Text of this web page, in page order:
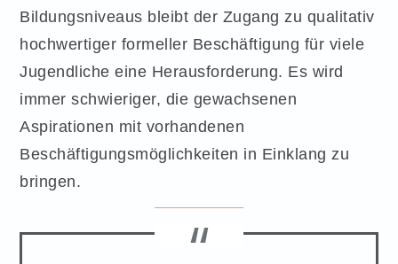
Bildungsniveaus bleibt der Zugang zu qualitativ
hochwertiger formeller Beschäftigung für viele
Jugendliche eine Herausforderung. Es wird
immer schwieriger, die gewachsenen
Aspirationen mit vorhandenen
Beschäftigungsmöglichkeiten in Einklang zu
bringen.